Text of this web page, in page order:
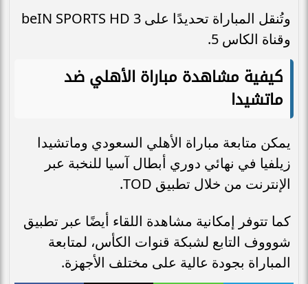
وتُنقل المباراة تحديدًا على beIN SPORTS HD 3
وقناة الكاس 5.
كيفية مشاهدة مباراة الأهلي ضد
ماتشيدا
يمكن متابعة مباراة الأهلي السعودي وماتشيدا
زيلفيا في نهائي دوري أبطال آسيا للنخبة عبر
الإنترنت من خلال تطبيق TOD.
كما تتوفر إمكانية مشاهدة اللقاء أيضًا عبر تطبيق
شوووف التابع لشبكة قنوات الكأس، لمتابعة
المباراة بجودة عالية على مختلف الأجهزة.